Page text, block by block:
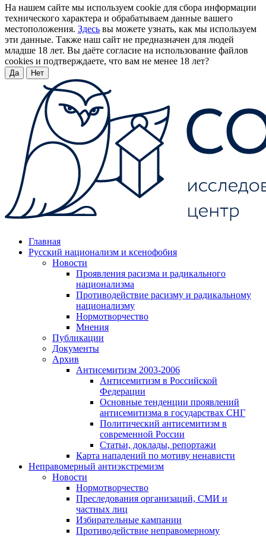
На нашем сайте мы используем cookie для сбора информации
технического характера и обрабатываем данные вашего
местоположения. Здесь вы можете узнать, как мы используем
эти данные. Также наш сайт не предназначен для людей
младше 18 лет. Вы даёте согласие на использование файлов
cookies и подтверждаете, что вам не менее 18 лет?
Да Нет
Главная
Русский национализм и ксенофобия
Новости
Проявления расизма и радикального
национализма
Противодействие расизму и радикальному
национализму
Нормотворчество
Мнения
Публикации
Документы
Архив
Антисемитизм 2003-2006
Антисемитизм в Российской
Федерации
Основные тенденции проявлений
антисемитизма в государствах СНГ
Политический антисемитизм в
современной России
Статьи, доклады, репортажи
Карта нападений по мотиву ненависти
Неправомерный антиэкстремизм
Новости
Нормотворчество
Преследования организаций, СМИ и
частных лиц
Избирательные кампании
Противодействие неправомерному